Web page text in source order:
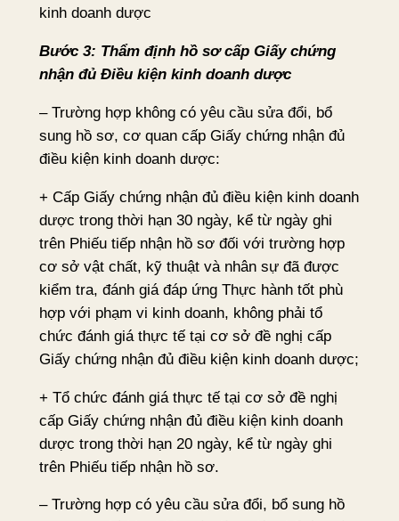
kinh doanh dược
Bước 3: Thẩm định hồ sơ cấp Giấy chứng
nhận đủ Điều kiện kinh doanh dược
– Trường hợp không có yêu cầu sửa đổi, bổ
sung hồ sơ, cơ quan cấp Giấy chứng nhận đủ
điều kiện kinh doanh dược:
+ Cấp Giấy chứng nhận đủ điều kiện kinh doanh
dược trong thời hạn 30 ngày, kể từ ngày ghi
trên Phiếu tiếp nhận hồ sơ đối với trường hợp
cơ sở vật chất, kỹ thuật và nhân sự đã được
kiểm tra, đánh giá đáp ứng Thực hành tốt phù
hợp với phạm vi kinh doanh, không phải tổ
chức đánh giá thực tế tại cơ sở đề nghị cấp
Giấy chứng nhận đủ điều kiện kinh doanh dược;
+ Tổ chức đánh giá thực tế tại cơ sở đề nghị
cấp Giấy chứng nhận đủ điều kiện kinh doanh
dược trong thời hạn 20 ngày, kể từ ngày ghi
trên Phiếu tiếp nhận hồ sơ.
– Trường hợp có yêu cầu sửa đổi, bổ sung hồ